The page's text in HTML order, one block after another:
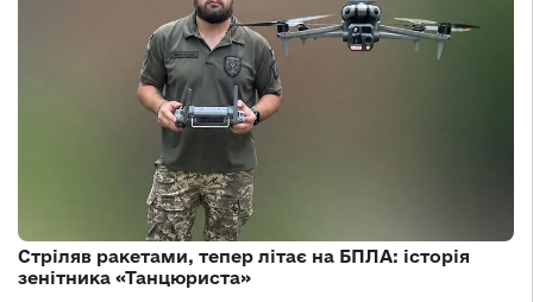
Стріляв ракетами, тепер літає на БПЛА: історія
зенітника «Танцюриста»